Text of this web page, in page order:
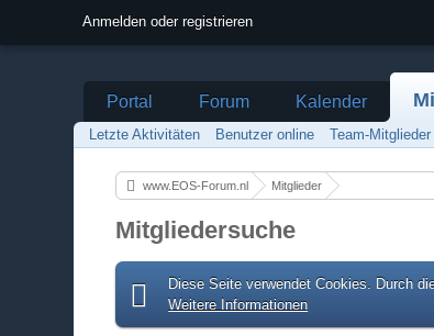
Anmelden oder registrieren
Portal Forum Kalender
Letzte Aktivitäten Benutzer online Team-Mitglieder
www.EOS-Forum.nl Mitglieder
Mitgliedersuche
Diese Seite verwendet Cookies. Durch
Weitere Informationen